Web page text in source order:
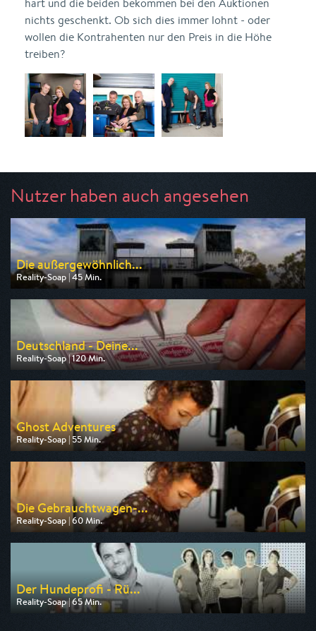
hart und die beiden bekommen bei den Auktionen
nichts geschenkt. Ob sich dies immer lohnt - oder
wollen die Kontrahenten nur den Preis in die Höhe
treiben?
Nutzer haben auch angesehen
Die außergewöhnlich...
Reality-Soap | 45 Min.
Ausgestrahlt von ZDF
am 09.08.2026, 17:15
Deutschland - Deine...
Reality-Soap | 120 Min.
Ausgestrahlt von RTLZWEI
am 10.08.2026, 20:15
Ghost Adventures
Reality-Soap | 55 Min.
Ausgestrahlt von Tele 5
am 07.08.2026, 20:15
Die Gebrauchtwagen-...
Reality-Soap | 60 Min.
Ausgestrahlt von DMAX
am 10.08.2026, 20:15
Der Hundeprofi - Rü...
Reality-Soap | 65 Min.
Ausgestrahlt von VOX